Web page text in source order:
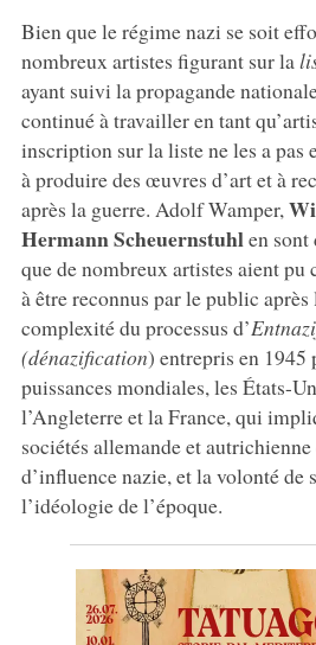
Bien que le régime nazi se soit
nombreux artistes figurant sur la
ayant suivi la propagande
continué à travailler en tant
inscription sur la liste ne les a pas
à produire des œuvres d’art et à
après la guerre. Adolf Wamper,
Hermann Scheuernstuhlen sont
que de nombreux artistes aient
à être reconnus par le public
complexité du processus d’
(dénazification) entrepris en 1945
puissances mondiales, les États-
l’Angleterre et la France, qui
sociétés allemande et
d’influence nazie, et la volonté de
l’idéologie de l’époque.